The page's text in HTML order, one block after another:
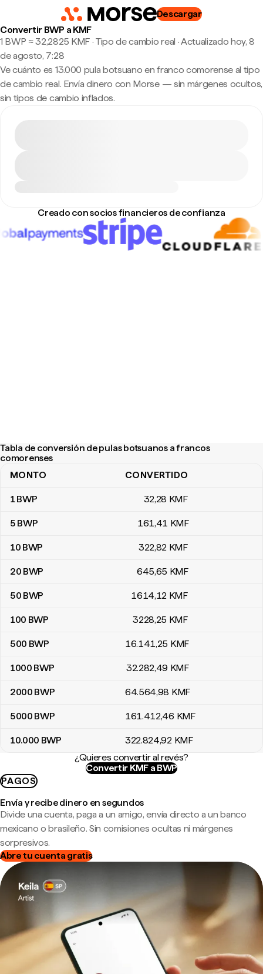
Descargar
Convertir BWP a KMF
1 BWP ≈ 32,2825 KMF · Tipo de cambio real ·Actualizado hoy, 8
de agosto, 7:28
Ve cuánto es 13.000 pula botsuano en franco comorense al tipo
de cambio real. Envía dinero con Morse — sin márgenes ocultos,
sin tipos de cambio inflados.
Creado con socios financieros de confianza
Tabla de conversión de pulas botsuanos a francos
comorenses
Tabla de conversión de pulas botsuanos a francos comorenses
MONTO CONVERTIDO
1BWP 32,28 KMF
5 BWP 161,41 KMF
10 BWP 322,82 KMF
20 BWP 645,65 KMF
50 BWP 1614,12 KMF
100 BWP 3228,25 KMF
500 BWP 16.141,25 KMF
1000 BWP 32.282,49 KMF
2000 BWP 64.564,98 KMF
5000 BWP 161.412,46 KMF
10.000 BWP 322.824,92 KMF
¿Quieres convertir al revés?
Convertir KMF a BWP
PAGOS
Envía y recibe dinero en segundos
Divide una cuenta, paga a un amigo, envía directo a un banco
mexicano o brasileño. Sin comisiones ocultas ni márgenes
sorpresivos.
Abre tu cuenta gratis